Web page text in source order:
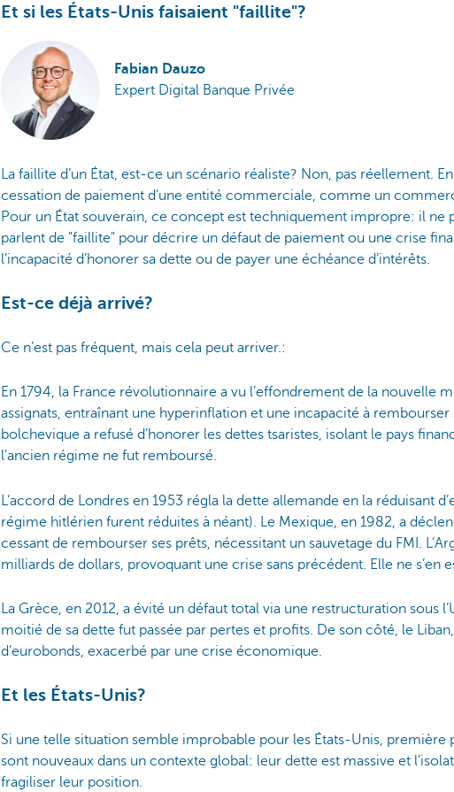
Et si les États-Unis faisaient "faillite"?
Fabian Dauzo
Expert Digital Banque Privée
La faillite d’un État, est-ce un scénario réaliste? Non, pas réellement.
cessation de paiement d’une entité commerciale, comme un
Pour un État souverain, ce concept est techniquement impropre: il ne
parlent de "faillite" pour décrire un défaut de paiement ou une crise
l’incapacité d’honorer sa dette ou de payer une échéance d’intérêts.
Est-ce déjà arrivé?
Ce n’est pas fréquent, mais cela peut arriver.:
En 1794, la France révolutionnaire a vu l’effondrement de la nouvelle
assignats, entraînant une hyperinflation et une incapacité à rembourser
bolchevique a refusé d’honorer les dettes tsaristes, isolant le pays
l’ancien régime ne fut remboursé.
L’accord de Londres en 1953 régla la dette allemande en la réduisant
régime hitlérien furent réduites à néant). Le Mexique, en 1982, a
cessant de rembourser ses prêts, nécessitant un sauvetage du FMI.
milliards de dollars, provoquant une crise sans précédent. Elle ne s’en
La Grèce, en 2012, a évité un défaut total via une restructuration sous
moitié de sa dette fut passée par pertes et profits. De son côté, le
d’eurobonds, exacerbé par une crise économique.
Et les États-Unis?
Si une telle situation semble improbable pour les États-Unis, première
sont nouveaux dans un contexte global: leur dette est massive et
fragiliser leur position.